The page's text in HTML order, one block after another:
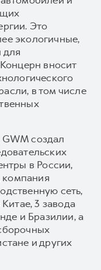
Это
экологичные,
для
вносит
в том числе
создал
в России,
компания
сеть,
3 завода
и Бразилии, а
и других